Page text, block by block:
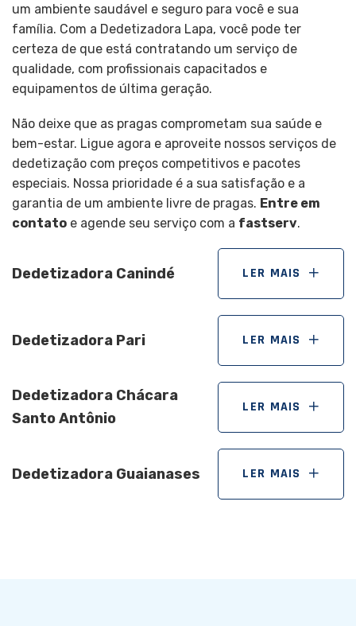
um ambiente saudável e seguro para você e sua
família. Com a Dedetizadora Lapa, você pode ter
certeza de que está contratando um serviço de
qualidade, com profissionais capacitados e
equipamentos de última geração.
Não deixe que as pragas comprometam sua saúde e
bem-estar. Ligue agora e aproveite nossos serviços de
dedetização com preços competitivos e pacotes
especiais. Nossa prioridade é a sua satisfação e a
garantia de um ambiente livre de pragas. Entre em
contato e agende seu serviço com a fastserv.
Dedetizadora Canindé LER MAIS
Dedetizadora Pari LER MAIS
Dedetizadora Chácara
Santo Antônio
LER MAIS
Dedetizadora Guaianases LER MAIS